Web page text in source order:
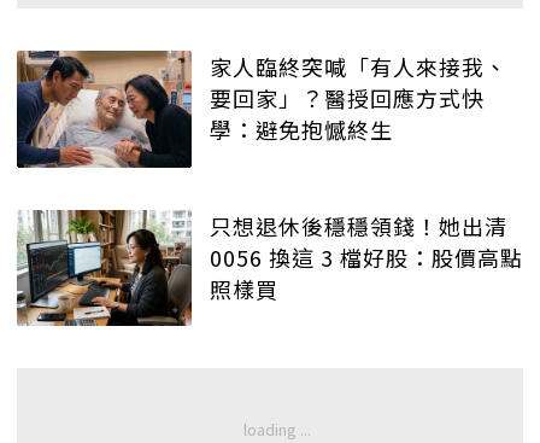
家人臨終突喊「有人來接我、
要回家」？醫授回應方式快
學：避免抱憾終生
只想退休後穩穩領錢！她出清
0056 換這 3 檔好股：股價高點
照樣買